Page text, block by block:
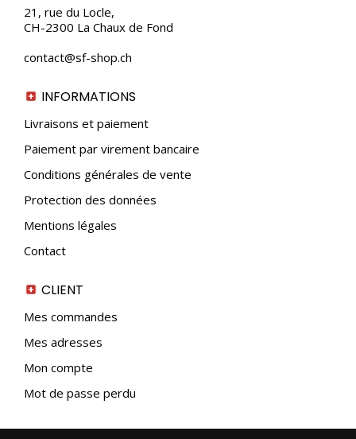
21, rue du Locle,
CH-2300 La Chaux de Fond
contact@sf-shop.ch
INFORMATIONS
Livraisons et paiement
Paiement par virement bancaire
Conditions générales de vente
Protection des données
Mentions légales
Contact
CLIENT
Mes commandes
Mes adresses
Mon compte
Mot de passe perdu